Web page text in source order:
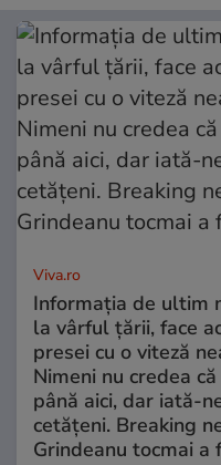
Viva.ro
Informația de ultim
la vârful țării, face
presei cu o viteză
Nimeni nu credea
până aici, dar iată-
cetățeni. Breaking
Grindeanu tocmai a